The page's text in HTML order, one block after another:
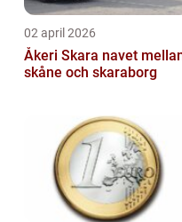
02 april 2026
Åkeri Skara navet mellan
skåne och skaraborg